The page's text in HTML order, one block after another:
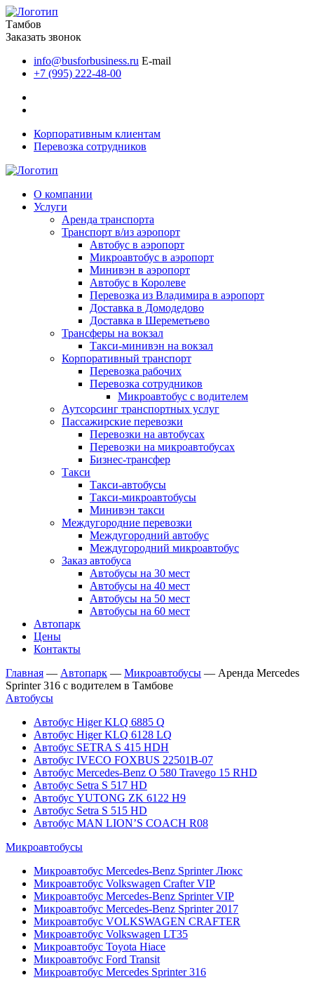
Тамбов
Заказать звонок
info@busforbusiness.ru E-mail
+7 (995) 222-48-00
Корпоративным клиентам
Перевозка сотрудников
О компании
Услуги
Аренда транспорта
Транспорт в/из аэропорт
Автобус в аэропорт
Микроавтобус в аэропорт
Минивэн в аэропорт
Автобус в Королеве
Перевозка из Владимира в аэропорт
Доставка в Домодедово
Доставка в Шереметьево
Трансферы на вокзал
Такси-минивэн на вокзал
Корпоративный транспорт
Перевозка рабочих
Перевозка сотрудников
Микроавтобус с водителем
Аутсорсинг транспортных услуг
Пассажирские перевозки
Перевозки на автобусах
Перевозки на микроавтобусах
Бизнес-трансфер
Такси
Такси-автобусы
Такси-микроавтобусы
Минивэн такси
Междугородние перевозки
Междугородний автобус
Междугородний микроавтобус
Заказ автобуса
Автобусы на 30 мест
Автобусы на 40 мест
Автобусы на 50 мест
Автобусы на 60 мест
Автопарк
Цены
Контакты
Главная — Автопарк — Микроавтобусы — Аренда Mercedes
Sprinter 316 с водителем в Тамбове
Автобусы
Автобус Higer KLQ 6885 Q
Автобус Higer KLQ 6128 LQ
Автобус SETRA S 415 HDH
Автобус IVECO FOXBUS 22501В-07
Автобус Mercedes-Benz O 580 Travego 15 RHD
Автобус Setra S 517 HD
Автобус YUTONG ZK 6122 H9
Автобус Setra S 515 HD
Автобус MAN LION’S COACH R08
Микроавтобусы
Микроавтобус Mercedes-Benz Sprinter Люкс
Микроавтобус Volkswagen Crafter VIP
Микроавтобус Mercedes-Benz Sprinter VIP
Микроавтобус Mercedes-Benz Sprinter 2017
Микроавтобус VOLKSWAGEN CRAFTER
Микроавтобус Volkswagen LT35
Микроавтобус Toyota Hiace
Микроавтобус Ford Transit
Микроавтобус Mercedes Sprinter 316